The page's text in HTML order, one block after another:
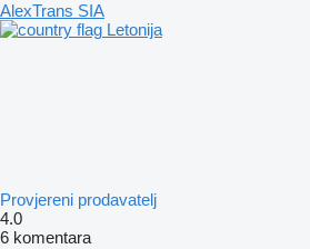
AlexTrans SIA
Letonija
Provjereni prodavatelj
4.0
6 komentara